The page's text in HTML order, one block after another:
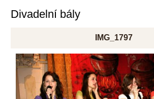
Divadelní bály
IMG_1797